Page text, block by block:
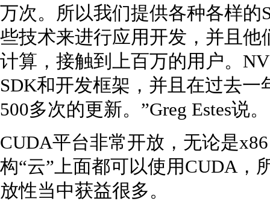
万次。所以我们提供各种各样
些技术来进行应用开发，并且
计算，接触到上百万的用户。
SDK和开发框架，并且在过去
500多次的更新。”Greg Estes说。
CUDA平台非常开放，无论是
构“云”上面都可以使用CUDA，
放性当中获益很多。